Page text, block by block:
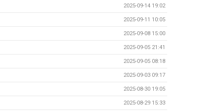
2025-09-14 19:02
2025-09-11 10:05
2025-09-08 15:00
2025-09-05 21:41
2025-09-05 08:18
2025-09-03 09:17
2025-08-30 19:05
2025-08-29 15:33